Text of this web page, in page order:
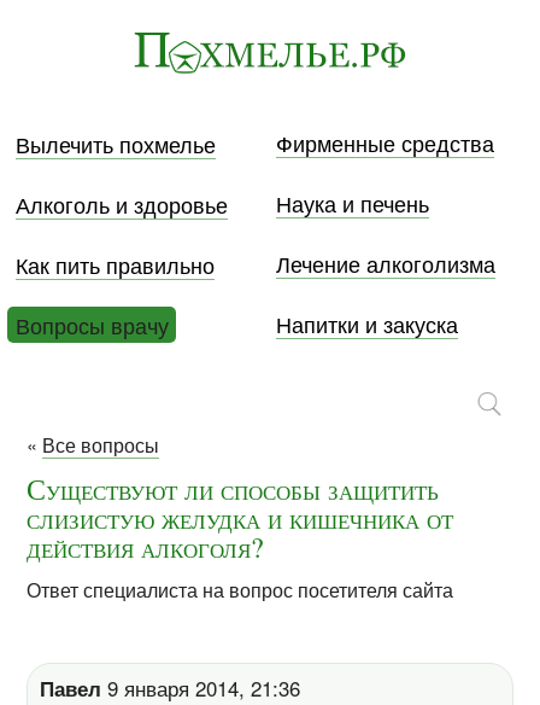
Вылечить похмелье
Фирменные средства
Алкоголь и здоровье
Наука и печень
Как пить правильно
Лечение алкоголизма
Вопросы врачу
Напитки и закуска
« Все вопросы
Существуют ли способы защитить
слизистую желудка и кишечника от
действия алкоголя?
Ответ специалиста на вопрос посетителя сайта
Павел 9 января 2014, 21:36